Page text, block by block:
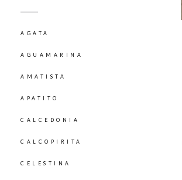
AGATA
AGUAMARINA
AMATISTA
APATITO
CALCEDONIA
CALCOPIRITA
CELESTINA